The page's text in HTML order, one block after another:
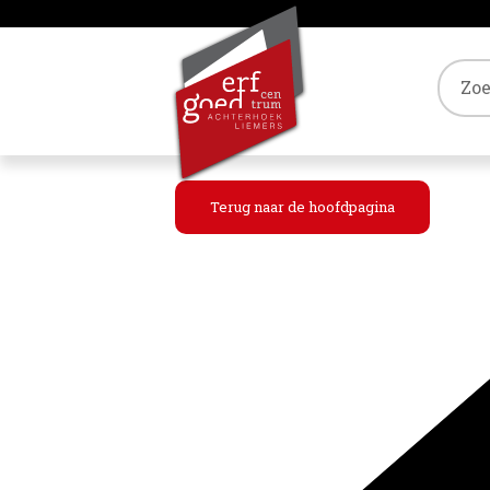
Terug naar de hoofdpagina